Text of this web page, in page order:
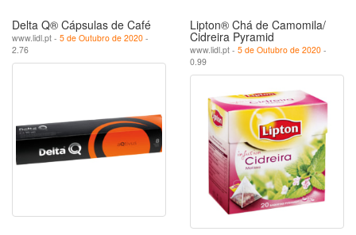
Delta Q® Cápsulas de Café
www.lidl.pt - 5 de Outubro de 2020 -
2.76
Lipton® Chá de Camomila/
Cidreira Pyramid
www.lidl.pt - 5 de Outubro de 2020 -
0.99